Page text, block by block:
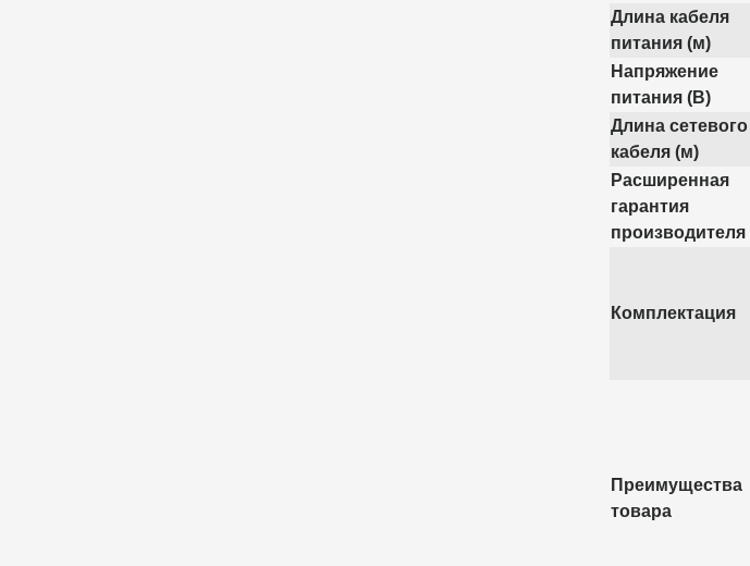
Длина кабеля
питания (м)
Напряжение
питания (В)
Длина сетевого
кабеля (м)
Расширенная
гарантия
производителя
Комплектация
Преимущества
товара